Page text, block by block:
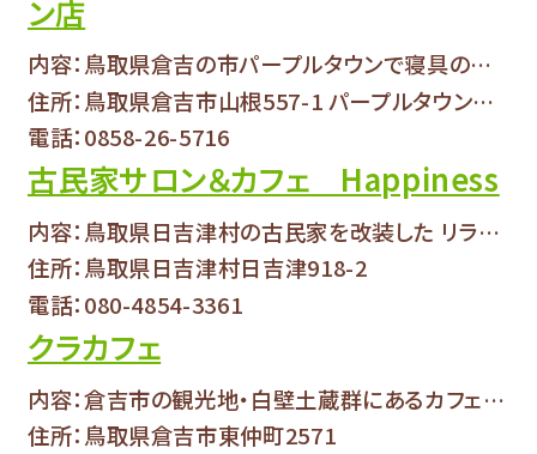
ン店
内容：鳥取県倉吉の市パープルタウンで寝具の販売...
住所：鳥取県倉吉市山根557-1 パープルタウン本館２階
電話：0858-26-5716
古民家サロン＆カフェ Happiness
内容：鳥取県日吉津村の古民家を改装した リラク...
住所：鳥取県日吉津村日吉津918-2
電話：080-4854-3361
クラカフェ
内容：倉吉市の観光地・白壁土蔵群にあるカフェで...
住所：鳥取県倉吉市東仲町2571